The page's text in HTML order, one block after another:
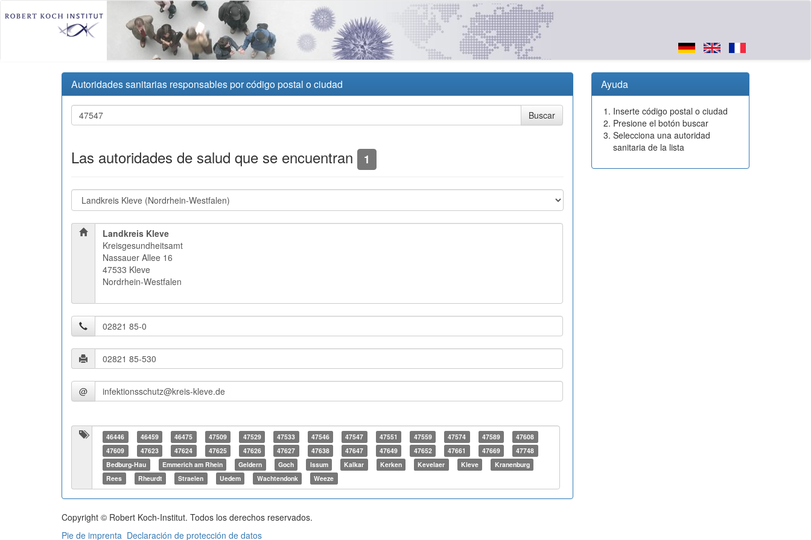
Autoridades sanitarias responsables por código postal o ciudad
Las autoridades de salud que se encuentran 1
Landkreis Kleve
Kreisgesundheitsamt
Nassauer Allee 16
47533 Kleve
Nordrhein-Westfalen
@
46446 46459 46475 47509 47529 47533 47546 47547 47551 47559 47574 47589
47608
47609
47623 47624 47625 47626 47627 47638 47647 47649 47652 47661 47669
47748
Bedburg-Hau
Emmerich am Rhein Geldern Goch Issum Kalkar Kerken Kevelaer Kleve
Kranenburg
Rees
Rheurdt Straelen Uedem Wachtendonk Weeze
Copyright © Robert Koch-Institut. Todos los derechos reservados.
Pie de imprenta Declaración de protección de datos
Ayuda
Inserte código postal o ciudad
Presione el botón buscar
Selecciona una autoridad
sanitaria de la lista